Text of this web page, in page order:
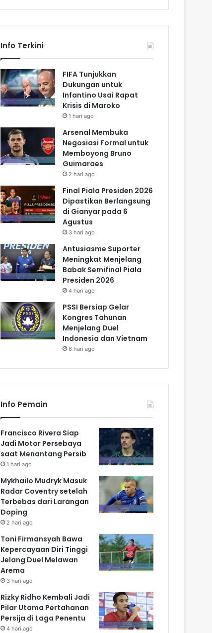
Info Terkini
FIFA Tunjukkan
Dukungan untuk
Infantino Usai Rapat
Krisis di Maroko
1 hari ago
Arsenal Membuka
Negosiasi Formal untuk
Memboyong Bruno
Guimaraes
2 hari ago
Final Piala Presiden 2026
Dipastikan Berlangsung
di Gianyar pada 6
Agustus
3 hari ago
Antusiasme Suporter
Meningkat Menjelang
Babak Semifinal Piala
Presiden 2026
4 hari ago
PSSI Bersiap Gelar
Kongres Tahunan
Menjelang Duel
Indonesia dan Vietnam
6 hari ago
Info Pemain
Francisco Rivera Siap
Jadi Motor Persebaya
saat Menantang Persib
1 hari ago
Mykhailo Mudryk Masuk
Radar Coventry setelah
Terbebas dari Larangan
Doping
2 hari ago
Toni Firmansyah Bawa
Kepercayaan Diri Tinggi
Jelang Duel Melawan
Arema
3 hari ago
Rizky Ridho Kembali Jadi
Pilar Utama Pertahanan
Persija di Laga Penentu
4 hari ago